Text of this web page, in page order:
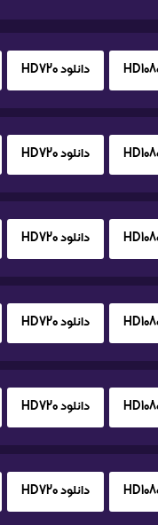
دانلود HD720
دانلود HD720
دانلود HD720
دانلود HD720
دانلود HD720
دانلود HD720